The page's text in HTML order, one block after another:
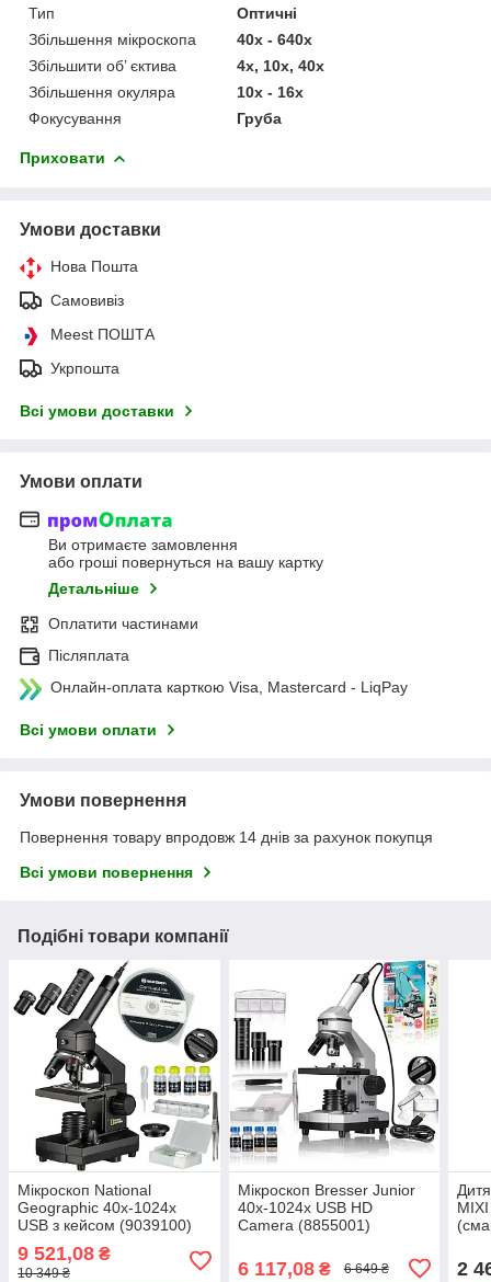
Тип
Оптичні
Збільшення мікроскопа
40x - 640х
Збільшити об’ єктива
4х, 10х, 40х
Збільшення окуляра
10x - 16х
Фокусування
Груба
Приховати
Умови доставки
Нова Пошта
Самовивіз
Meest ПОШТА
Укрпошта
Всі умови доставки
Умови оплати
Ви отримаєте замовлення
або гроші повернуться на вашу картку
Детальніше
Оплатити частинами
Післяплата
Онлайн-оплата карткою Visa, Mastercard - LiqPay
Всі умови оплати
Умови повернення
Повернення товару впродовж 14 днів за рахунок покупця
Всі умови повернення
Подібні товари компанії
Мікроскоп National
Geographic 40x-1024x
USB з кейсом (9039100)
9 521,08 ₴
10 349 ₴
Мікроскоп Bresser Junior
40x-1024x USB HD
Camera (8855001)
6 117,08₴ 6 649 ₴ 2